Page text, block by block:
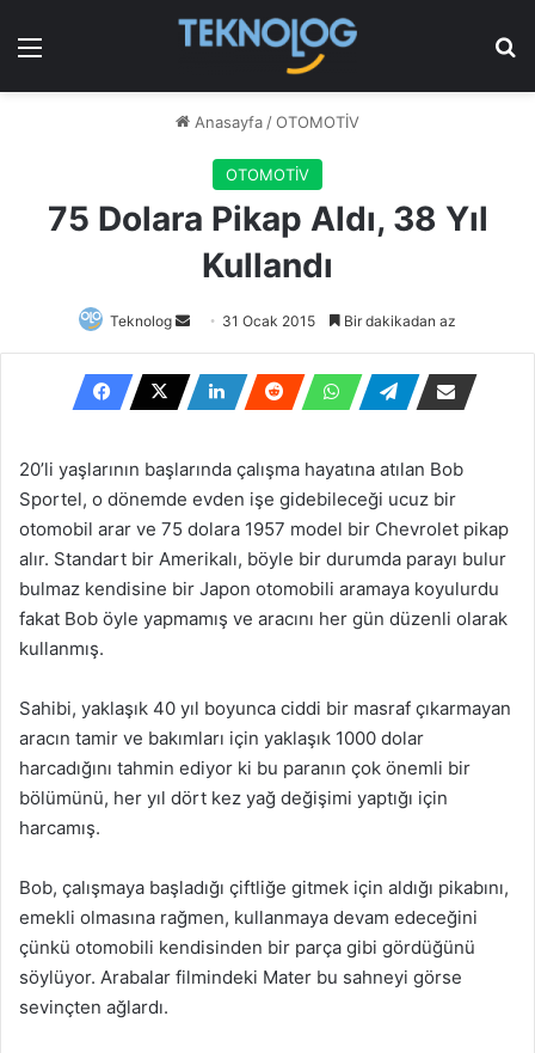
Menü
Anasayfa /OTOMOTİV
OTOMOTİV
75 Dolara Pikap Aldı, 38 Yıl
Kullandı
Teknolog
Bir
e-
posta
göndermek
31 Ocak 2015 Bir dakikadan az
20’li yaşlarının başlarında çalışma hayatına atılan Bob
Sportel, o dönemde evden işe gidebileceği ucuz bir
otomobil arar ve 75 dolara 1957 model bir Chevrolet pikap
alır. Standart bir Amerikalı, böyle bir durumda parayı bulur
bulmaz kendisine bir Japon otomobili aramaya koyulurdu
fakat Bob öyle yapmamış ve aracını her gün düzenli olarak
kullanmış.
Sahibi, yaklaşık 40 yıl boyunca ciddi bir masraf çıkarmayan
aracın tamir ve bakımları için yaklaşık 1000 dolar
harcadığını tahmin ediyor ki bu paranın çok önemli bir
bölümünü, her yıl dört kez yağ değişimi yaptığı için
harcamış.
Bob, çalışmaya başladığı çiftliğe gitmek için aldığı pikabını,
emekli olmasına rağmen, kullanmaya devam edeceğini
çünkü otomobili kendisinden bir parça gibi gördüğünü
söylüyor. Arabalar filmindeki Mater bu sahneyi görse
sevinçten ağlardı.